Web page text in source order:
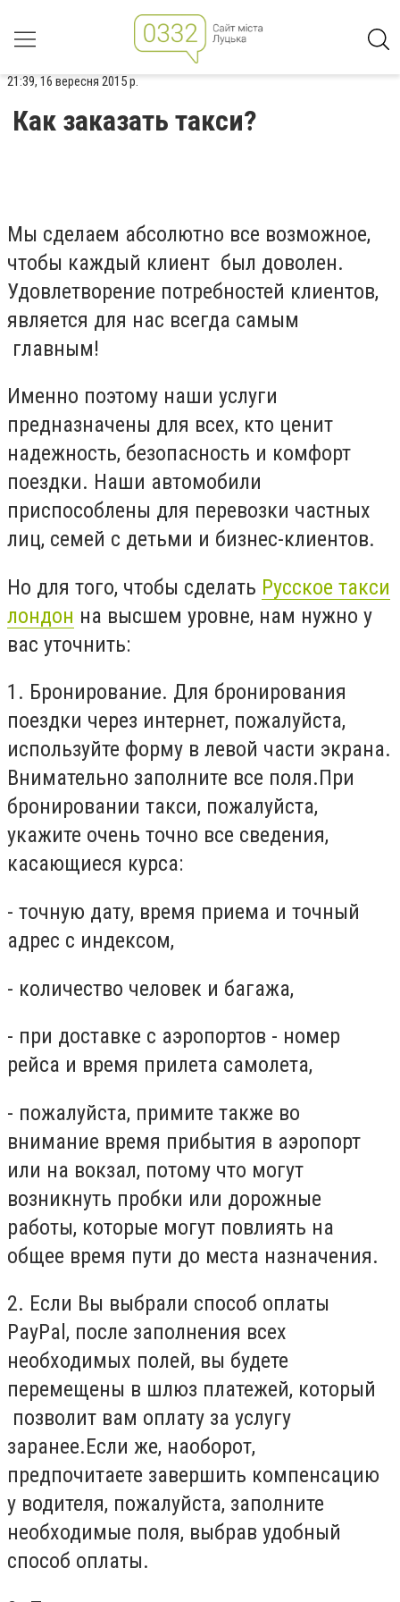
21:39, 16 вересня 2015 р.
Как заказать такси?
Мы сделаем абсолютно все возможное,
чтобы каждый клиент был доволен.
Удовлетворение потребностей клиентов,
является для нас всегда самым
главным!
Именно поэтому наши услуги
предназначены для всех, кто ценит
надежность, безопасность и комфорт
поездки. Наши автомобили
приспособлены для перевозки частных
лиц, семей с детьми и бизнес-клиентов.
Но для того, чтобы сделать Русское такси
лондон на высшем уровне, нам нужно у
вас уточнить:
1. Бронирование. Для бронирования
поездки через интернет, пожалуйста,
используйте форму в левой части экрана.
Внимательно заполните все поля.При
бронировании такси, пожалуйста,
укажите очень точно все сведения,
касающиеся курса:
- точную дату, время приема и точный
адрес с индексом,
- количество человек и багажа,
- при доставке с аэропортов - номер
рейса и время прилета самолета,
- пожалуйста, примите также во
внимание время прибытия в аэропорт
или на вокзал, потому что могут
возникнуть пробки или дорожные
работы, которые могут повлиять на
общее время пути до места назначения.
2. Если Вы выбрали способ оплаты
PayPal, после заполнения всех
необходимых полей, вы будете
перемещены в шлюз платежей, который
позволит вам оплату за услугу
заранее.Если же, наоборот,
предпочитаете завершить компенсацию
у водителя, пожалуйста, заполните
необходимые поля, выбрав удобный
способ оплаты.